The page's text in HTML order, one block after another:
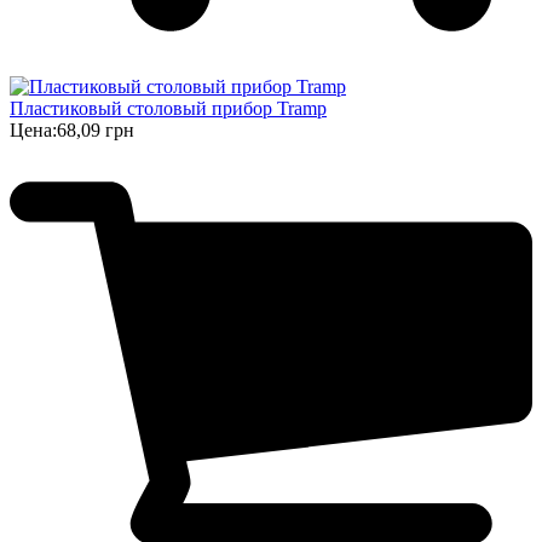
Пластиковый столовый прибор Tramp
Цена:68,09 грн